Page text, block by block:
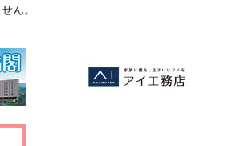
ん。